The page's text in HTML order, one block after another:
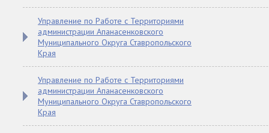
Управление по Работе с Территориями
администрации Апанасенковского
Муниципального Округа Ставропольского
Края
Управление по Работе с Территориями
администрации Апанасенковского
Муниципального Округа Ставропольского
Края